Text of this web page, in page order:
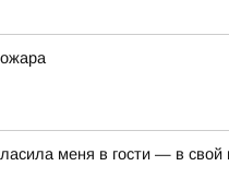
меня в гости — в